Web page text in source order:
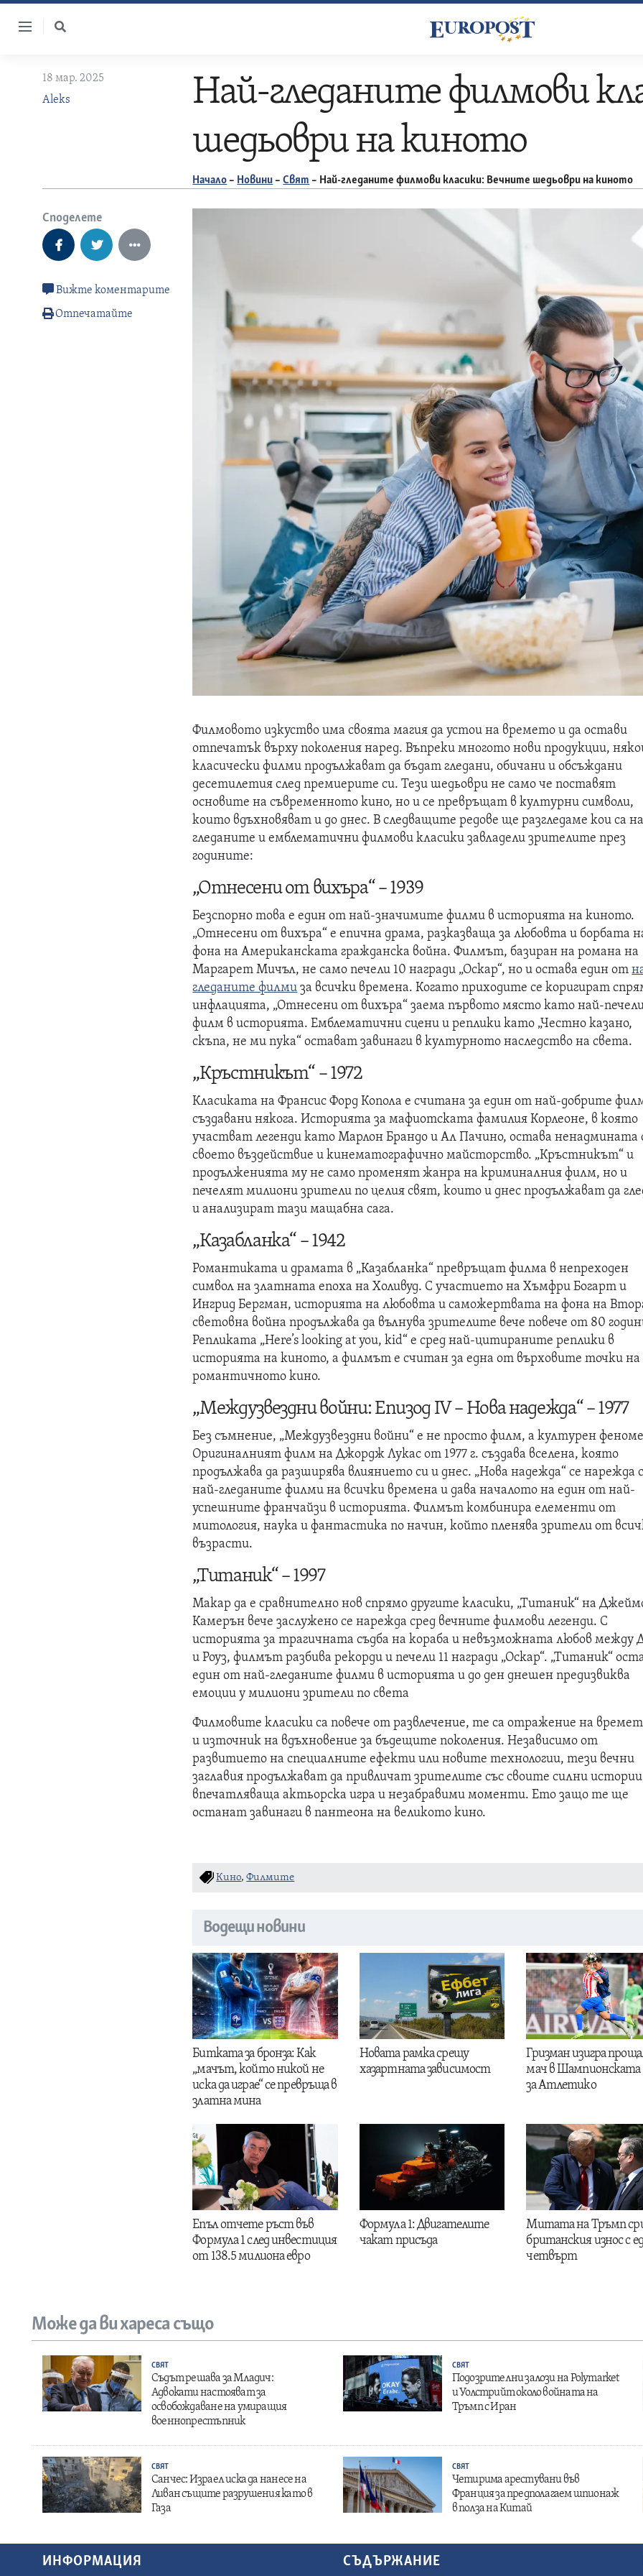
Skip
18 мар. 2025
Aleks
Най-гледаните филмови
шедьоври на киното
Начало – Новини –Свят – Най-гледаните филмови класики: Вечните шедьоври на киното
Споделете
Вижте коментарите
Отпечатайте
Филмовото изкуство има своята магия да устои на времето и да остави
отпечатък върху поколения наред. Въпреки многото нови продукции,
класически филми продължават да бъдат гледани, обичани и обсъждани
десетилетия след премиерите си. Тези шедьоври не само че поставят
основите на съвременното кино, но и се превръщат в културни символи,
които вдъхновяват и до днес. В следващите редове ще разгледаме кои са
гледаните и емблематични филмови класики завладели зрителите през
годините:
„Отнесени от вихъра“ – 1939
Безспорно това е един от най-значимите филми в историята на киното.
„Отнесени от вихъра“ е епична драма, разказваща за любовта и борбата
фона на Американската гражданска война. Филмът, базиран на романа на
Маргарет Мичъл, не само печели 10 награди „Оскар“, но и остава един от
гледаните филми за всички времена. Когато приходите се коригират
инфлацията, „Отнесени от вихъра“ заема първото място като най-
филм в историята. Емблематични сцени и реплики като „Честно казано,
скъпа, не ми пука“ остават завинаги в културното наследство на света.
„Кръстникът“ – 1972
Класиката на Франсис Форд Копола е считана за един от най-добрите
създавани някога. Историята за мафиотската фамилия Корлеоне, в която
участват легенди като Марлон Брандо и Ал Пачино, остава ненадмината
своето въздействие и кинематографично майсторство. „Кръстникът“ и
продълженията му не само променят жанра на криминалния филм, но и
печелят милиони зрители по целия свят, които и днес продължават да
и анализират тази мащабна сага.
„Казабланка“ – 1942
Романтиката и драмата в „Казабланка“ превръщат филма в непреходен
символ на златната епоха на Холивуд. С участието на Хъмфри Богарт и
Ингрид Бергман, историята на любовта и саможертвата на фона на
световна война продължава да вълнува зрителите вече повече от 80
Репликата „Here’s looking at you, kid“ е сред най-цитираните реплики в
историята на киното, а филмът е считан за една от върховите точки на
романтичното кино.
„Междузвездни войни: Епизод IV – Нова надежда“ – 1977
Без съмнение, „Междузвездни войни“ е не просто филм, а културен
Оригиналният филм на Джордж Лукас от 1977 г. създава вселена, която
продължава да разширява влиянието си и днес. „Нова надежда“ се нарежда
най-гледаните филми на всички времена и дава началото на един от най-
успешните франчайзи в историята. Филмът комбинира елементи от
митология, наука и фантастика по начин, който пленява зрители от
възрасти.
„Титаник“ – 1997
Макар да е сравнително нов спрямо другите класики, „Титаник“ на
Камерън вече заслужено се нарежда сред вечните филмови легенди. С
историята за трагичната съдба на корабa и невъзможната любов между
и Роуз, филмът разбива рекорди и печели 11 награди „Оскар“. „Титаник“
един от най-гледаните филми в историята и до ден днешен предизвиква
емоции у милиони зрители по света
Филмовите класики са повече от развлечение, те са отражение на
и източник на вдъхновение за бъдещите поколения. Независимо от
развитието на специалните ефекти или новите технологии, тези вечни
заглавия продължават да привличат зрителите със своите силни
впечатляваща актьорска игра и незабравими моменти. Ето защо те ще
останат завинаги в пантеона на великото кино.
Кино,Филмите
Водещи новини
Битката за бронза: Как
„мачът, който никой не
иска да играе“ се превръща в
златна мина
Новата рамка срещу
хазартната зависимост
Гризман изигра
мач в Шампионската
за Атлетико
Епъл отчете ръст във
Формула 1 след инвестиция
от 138.5 милиона евро
Формула 1: Двигателите
чакат присъда
Митата на Тръмп
британския износ с
четвърт
Може да ви хареса също
СВЯТ
Съдът решава за Младич:
Адвокати настояват за
освобождаване на умиращия
военнопрестъпник
СВЯТ
Подозрителни залози на Polymarket
и Уолстрийт около войната на
Тръмп с Иран
СВЯТ
Санчес: Израел иска да нанесе на
Ливан същите разрушения като в
Газа
СВЯТ
Четирима арестувани във
Франция за предполагаем шпионаж
в полза на Китай
ИНФОРМАЦИЯ СЪДЪРЖАНИЕ